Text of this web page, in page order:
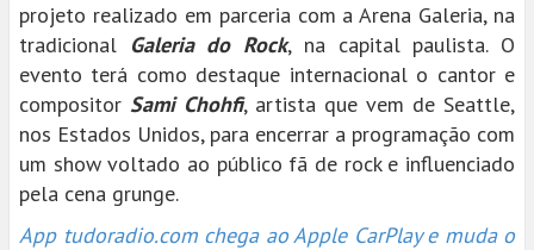
projeto realizado em parceria com a Arena Galeria, na
tradicional Galeria do Rock, na capital paulista. O
evento terá como destaque internacional o cantor e
compositor Sami Chohfi, artista que vem de Seattle,
nos Estados Unidos, para encerrar a programação com
um show voltado ao público fã de rock e influenciado
pela cena grunge.
App tudoradio.com chega ao Apple CarPlay e muda o